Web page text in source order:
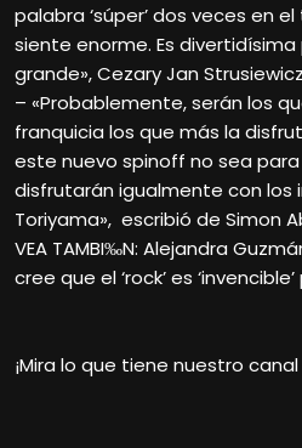
palabra ‘súper’ dos veces en
siente enorme. Es
grande», Cezary Jan
– «Probablemente, serán los
franquicia los que más la
este nuevo spinoff no sea
disfrutarán igualmente con los
Toriyama», escribió de Simon
VEA TAMBI‰N: Alejandra
cree que el ‘rock’ es
¡Mira lo que tiene nuestro